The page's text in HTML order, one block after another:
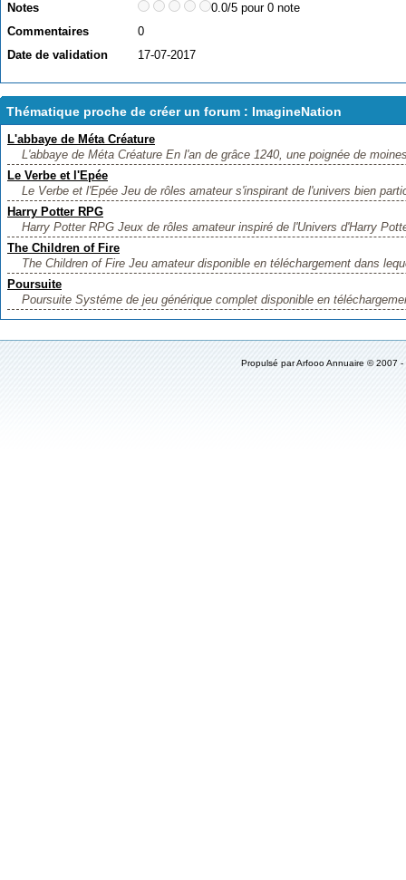
Notes
0.0/5 pour 0 note
Commentaires
0
Date de validation
17-07-2017
Thématique proche de créer un forum : ImagineNation
L'abbaye de Méta Créature
L'abbaye de Méta Créature En l'an de grâce 1240, une poignée de
Le Verbe et l'Epée
Le Verbe et l'Epée Jeu de rôles amateur s'inspirant de l'univers bien
Harry Potter RPG
Harry Potter RPG Jeux de rôles amateur inspiré de l'Univers d'Harry
The Children of Fire
The Children of Fire Jeu amateur disponible en téléchargement dans
Poursuite
Poursuite Systéme de jeu générique complet disponible en
Propulsé parArfooo Annuaire © 2007